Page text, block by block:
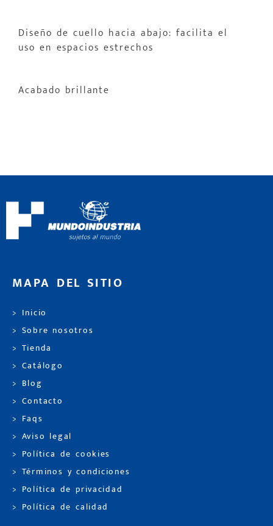
Diseño de cuello hacia abajo: facilita el
uso en espacios estrechos
Acabado brillante
MAPA DEL SITIO
> Inicio
> Sobre nosotros
> Tienda
> Catálogo
> Blog
> Contacto
> Faqs
> Aviso legal
> Política de cookies
> Términos y condiciones
> Política de privacidad
> Política de calidad